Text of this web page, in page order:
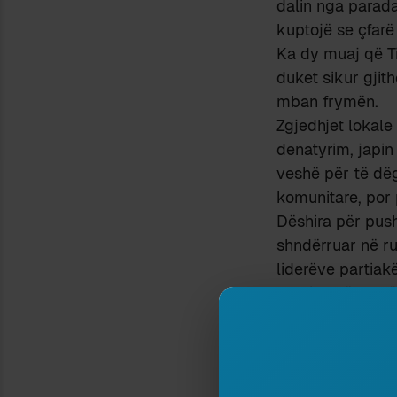
dalin nga
kuptojë se
Ka dy muaj që
duket sikur
mban frymën.
Zgjedhjet
denatyrim,
veshë për të
komunitare,
Dëshira për
shndërruar në
liderëve
Mediat, në
brendshme